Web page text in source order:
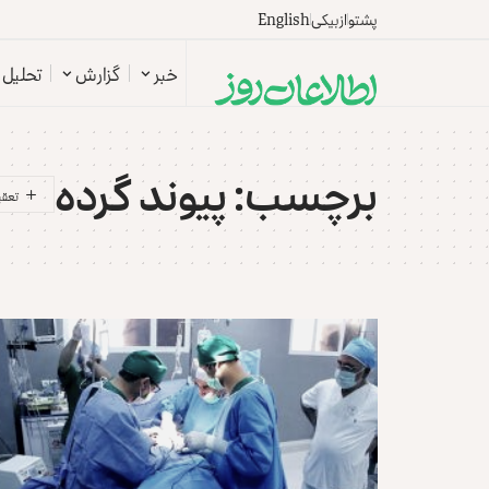
پشتوازبیکیEnglish
خبر گزارش تحلیل
برچسب:پیوند گرده